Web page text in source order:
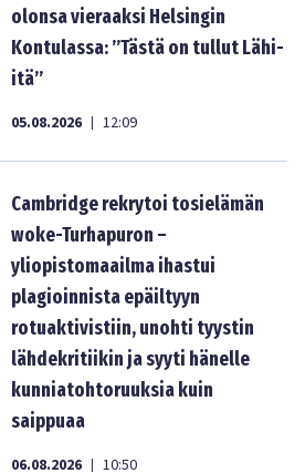
olonsa vieraaksi Helsingin
Kontulassa: ”Tästä on tullut Lähi-
itä”
05.08.2026 | 12:09
Cambridge rekrytoi tosielämän
woke-Turhapuron –
yliopistomaailma ihastui
plagioinnista epäiltyyn
rotuaktivistiin, unohti tyystin
lähdekritiikin ja syyti hänelle
kunniatohtoruuksia kuin
saippuaa
06.08.2026 | 10:50